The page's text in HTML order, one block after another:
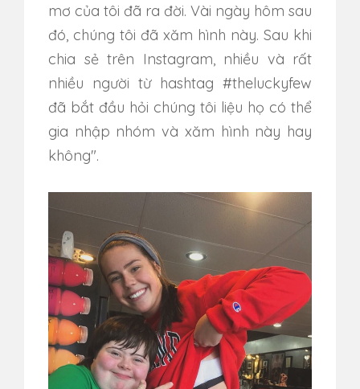
mơ của tôi đã ra đời. Vài ngày hôm sau
đó, chúng tôi đã xăm hình này. Sau khi
chia sẻ trên Instagram, nhiều và rất
nhiều người từ hashtag #theluckyfew
đã bắt đầu hỏi chúng tôi liệu họ có thể
gia nhập nhóm và xăm hình này hay
không".